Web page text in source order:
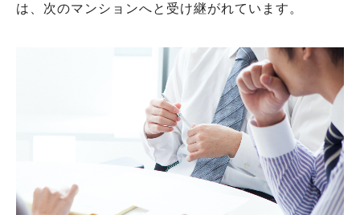
は、次のマンションへと受け継がれています。